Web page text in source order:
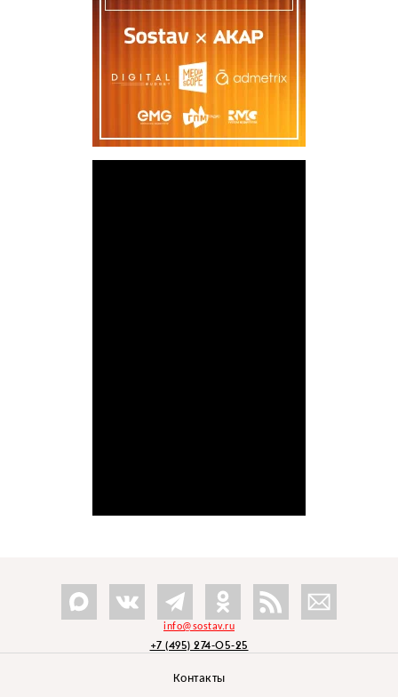
info@sostav.ru
+7 (495) 274-05-25
Контакты